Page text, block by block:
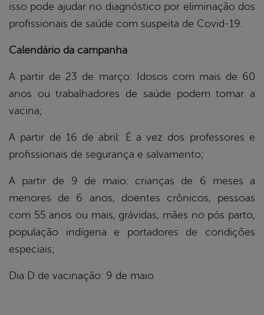
isso pode ajudar no diagnóstico por eliminação dos
profissionais de saúde com suspeita de Covid-19.
Calendário da campanha
A partir de 23 de março: Idosos com mais de 60
anos ou trabalhadores de saúde podem tomar a
vacina;
A partir de 16 de abril: É a vez dos professores e
profissionais de segurança e salvamento;
A partir de 9 de maio: crianças de 6 meses a
menores de 6 anos, doentes crônicos, pessoas
com 55 anos ou mais, grávidas, mães no pós parto,
população indígena e portadores de condições
especiais;
Dia D de vacinação: 9 de maio